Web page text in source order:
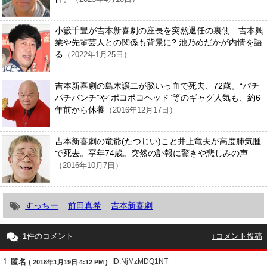
小籔千豊が吉本新喜劇の座長を突然退任の裏側…吉本興
業や先輩芸人との関係も背景に? 池乃めだかが内情を語
る （2022年1月25日）
吉本新喜劇の島木譲二が脳いっ血で死去、72歳。“パチ
パチパンチ”や“ポコポコヘッド”等のギャグ人気も、約6
年前から休養 （2016年12月17日）
吉本新喜劇の竜爺(たつじい)こと井上竜夫が高度肺気腫
で死去。享年74歳。突然の訃報に驚きや悲しみの声
（2016年10月7日）
すっちー 前田真希 吉本新喜劇
1件のコメント ↓コメント投稿
1 匿名 ( 2018年1月19日 4:12 PM ) ID:NjMzMDQ1NT